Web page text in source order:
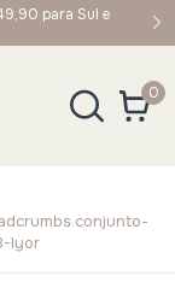
para Sul e
0
lyor